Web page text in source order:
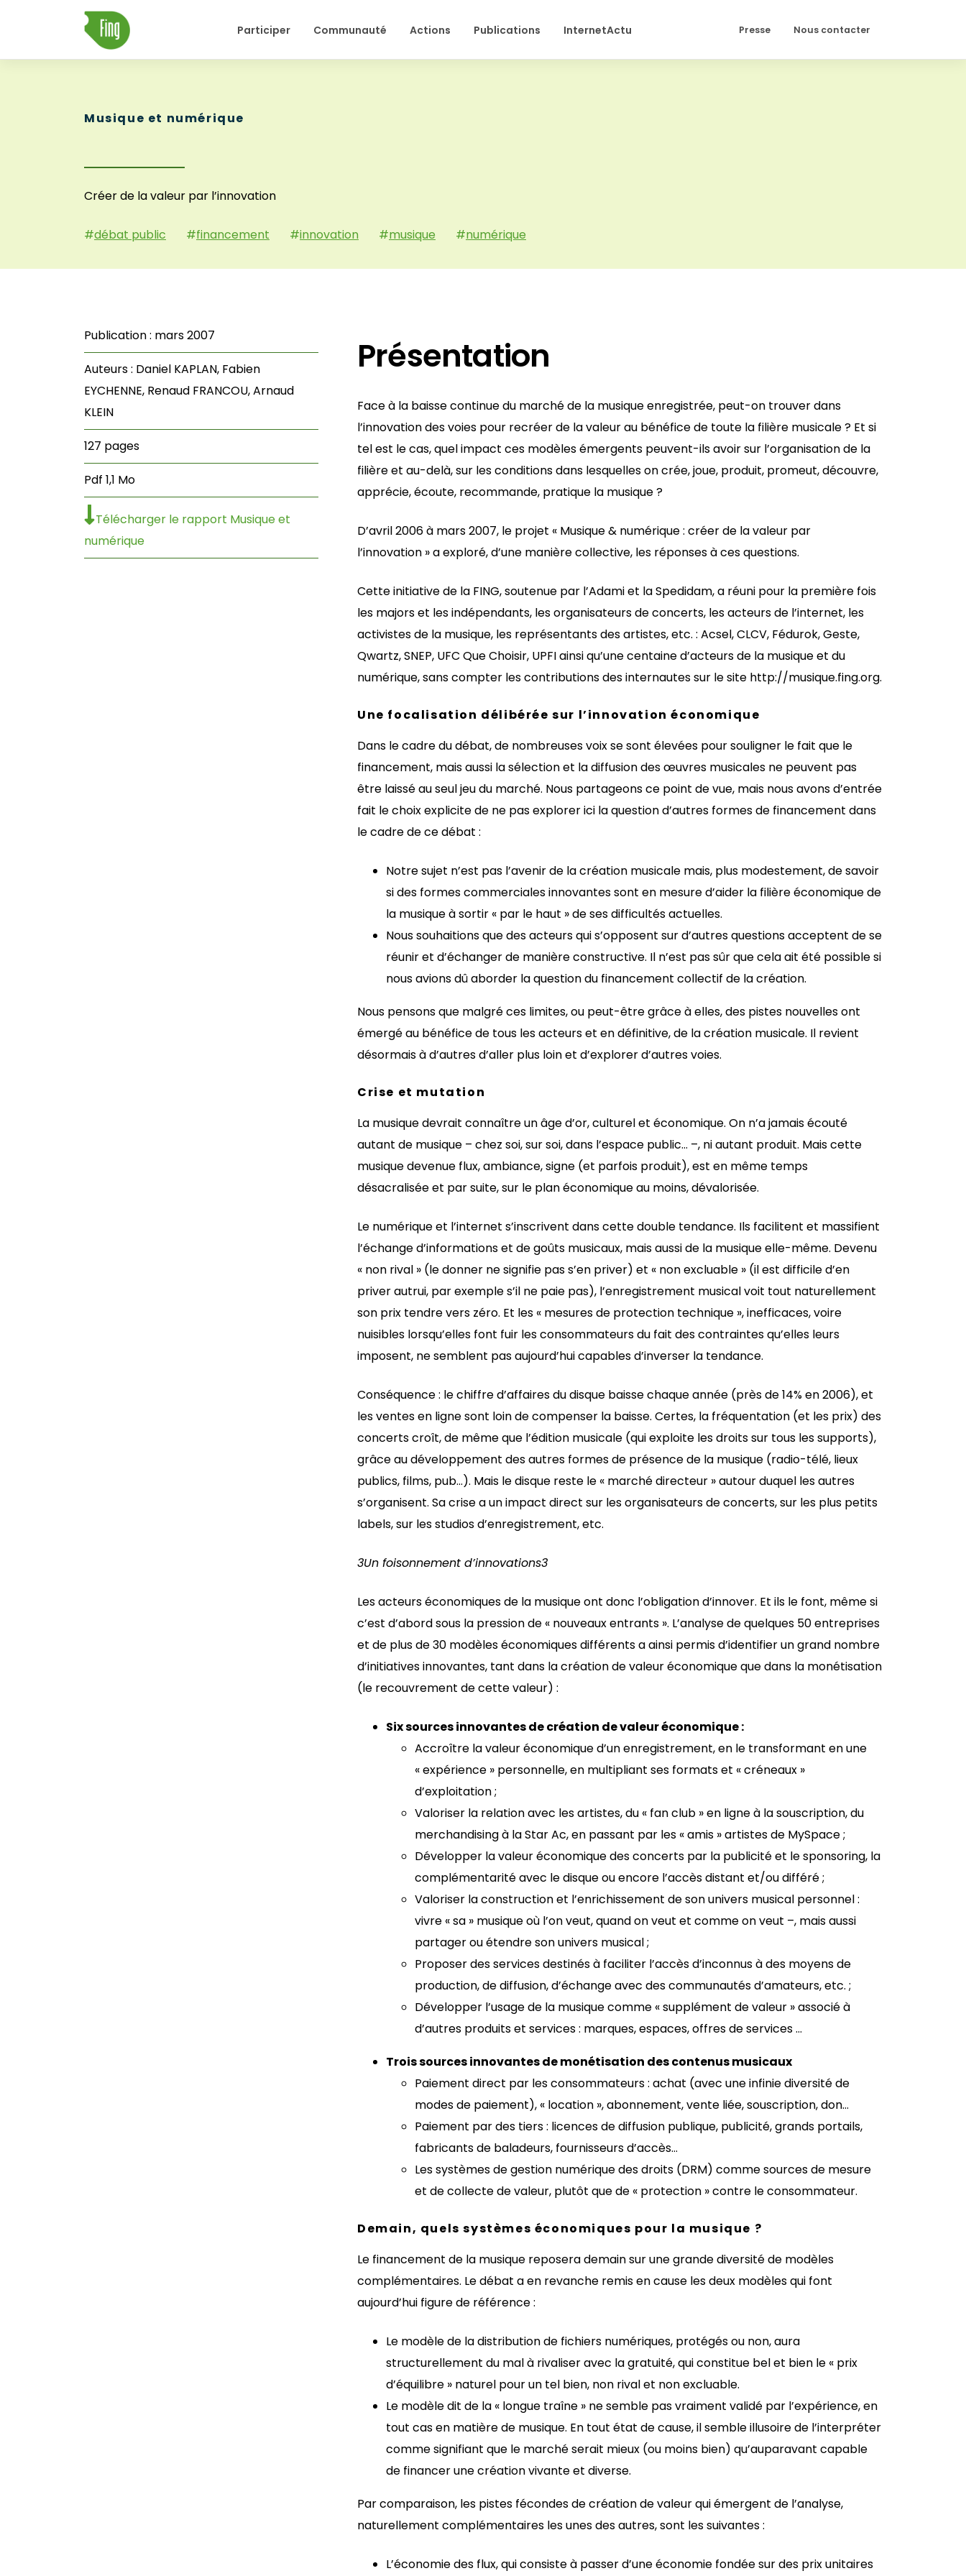
Participer Communauté Actions Publications InternetActu Presse Nous contacter
Musique et numérique
Créer de la valeur par l’innovation
#débat public #financement #innovation #musique #numérique
Publication : mars 2007
Auteurs : Daniel KAPLAN, Fabien
EYCHENNE, Renaud FRANCOU, Arnaud
KLEIN
127 pages
Pdf 1,1 Mo
Télécharger le rapport Musique et
numérique
Présentation
Face à la baisse continue du marché de la musique enregistrée, peut-on trouver dans
l’innovation des voies pour recréer de la valeur au bénéfice de toute la filière musicale ? Et si
tel est le cas, quel impact ces modèles émergents peuvent-ils avoir sur l’organisation de la
filière et au-delà, sur les conditions dans lesquelles on crée, joue, produit, promeut, découvre,
apprécie, écoute, recommande, pratique la musique ?
D’avril 2006 à mars 2007, le projet « Musique & numérique : créer de la valeur par
l’innovation » a exploré, d’une manière collective, les réponses à ces questions.
Cette initiative de la FING, soutenue par l’Adami et la Spedidam, a réuni pour la première fois
les majors et les indépendants, les organisateurs de concerts, les acteurs de l’internet, les
activistes de la musique, les représentants des artistes, etc. : Acsel, CLCV, Fédurok, Geste,
Qwartz, SNEP, UFC Que Choisir, UPFI ainsi qu’une centaine d’acteurs de la musique et du
numérique, sans compter les contributions des internautes sur le site http://musique.fing.org.
Une focalisation délibérée sur l’innovation économique
Dans le cadre du débat, de nombreuses voix se sont élevées pour souligner le fait que le
financement, mais aussi la sélection et la diffusion des œuvres musicales ne peuvent pas
être laissé au seul jeu du marché. Nous partageons ce point de vue, mais nous avons d’entrée
fait le choix explicite de ne pas explorer ici la question d’autres formes de financement dans
le cadre de ce débat :
Notre sujet n’est pas l’avenir de la création musicale mais, plus modestement, de savoir
si des formes commerciales innovantes sont en mesure d’aider la filière économique de
la musique à sortir « par le haut » de ses difficultés actuelles.
Nous souhaitions que des acteurs qui s’opposent sur d’autres questions acceptent de se
réunir et d’échanger de manière constructive. Il n’est pas sûr que cela ait été possible si
nous avions dû aborder la question du financement collectif de la création.
Nous pensons que malgré ces limites, ou peut-être grâce à elles, des pistes nouvelles ont
émergé au bénéfice de tous les acteurs et en définitive, de la création musicale. Il revient
désormais à d’autres d’aller plus loin et d’explorer d’autres voies.
Crise et mutation
La musique devrait connaître un âge d’or, culturel et économique. On n’a jamais écouté
autant de musique – chez soi, sur soi, dans l’espace public… –, ni autant produit. Mais cette
musique devenue flux, ambiance, signe (et parfois produit), est en même temps
désacralisée et par suite, sur le plan économique au moins, dévalorisée.
Le numérique et l’internet s’inscrivent dans cette double tendance. Ils facilitent et massifient
l’échange d’informations et de goûts musicaux, mais aussi de la musique elle-même. Devenu
« non rival » (le donner ne signifie pas s’en priver) et « non excluable » (il est difficile d’en
priver autrui, par exemple s’il ne paie pas), l’enregistrement musical voit tout naturellement
son prix tendre vers zéro. Et les « mesures de protection technique », inefficaces, voire
nuisibles lorsqu’elles font fuir les consommateurs du fait des contraintes qu’elles leurs
imposent, ne semblent pas aujourd’hui capables d’inverser la tendance.
Conséquence : le chiffre d’affaires du disque baisse chaque année (près de 14% en 2006), et
les ventes en ligne sont loin de compenser la baisse. Certes, la fréquentation (et les prix) des
concerts croît, de même que l’édition musicale (qui exploite les droits sur tous les supports),
grâce au développement des autres formes de présence de la musique (radio-télé, lieux
publics, films, pub…). Mais le disque reste le « marché directeur » autour duquel les autres
s’organisent. Sa crise a un impact direct sur les organisateurs de concerts, sur les plus petits
labels, sur les studios d’enregistrement, etc.
3Un foisonnement d’innovations3
Les acteurs économiques de la musique ont donc l’obligation d’innover. Et ils le font, même si
c’est d’abord sous la pression de « nouveaux entrants ». L’analyse de quelques 50 entreprises
et de plus de 30 modèles économiques différents a ainsi permis d’identifier un grand nombre
d’initiatives innovantes, tant dans la création de valeur économique que dans la monétisation
(le recouvrement de cette valeur) :
Six sources innovantes de création de valeur économique :
Accroître la valeur économique d’un enregistrement, en le transformant en une
« expérience » personnelle, en multipliant ses formats et « créneaux »
d’exploitation ;
Valoriser la relation avec les artistes, du « fan club » en ligne à la souscription, du
merchandising à la Star Ac, en passant par les « amis » artistes de MySpace ;
Développer la valeur économique des concerts par la publicité et le sponsoring, la
complémentarité avec le disque ou encore l’accès distant et/ou différé ;
Valoriser la construction et l’enrichissement de son univers musical personnel :
vivre « sa » musique où l’on veut, quand on veut et comme on veut –, mais aussi
partager ou étendre son univers musical ;
Proposer des services destinés à faciliter l’accès d’inconnus à des moyens de
production, de diffusion, d’échange avec des communautés d’amateurs, etc. ;
Développer l’usage de la musique comme « supplément de valeur » associé à
d’autres produits et services : marques, espaces, offres de services …
Trois sources innovantes de monétisation des contenus musicaux
Paiement direct par les consommateurs : achat (avec une infinie diversité de
modes de paiement), « location », abonnement, vente liée, souscription, don…
Paiement par des tiers : licences de diffusion publique, publicité, grands portails,
fabricants de baladeurs, fournisseurs d’accès…
Les systèmes de gestion numérique des droits (DRM) comme sources de mesure
et de collecte de valeur, plutôt que de « protection » contre le consommateur.
Demain, quels systèmes économiques pour la musique ?
Le financement de la musique reposera demain sur une grande diversité de modèles
complémentaires. Le débat a en revanche remis en cause les deux modèles qui font
aujourd’hui figure de référence :
Le modèle de la distribution de fichiers numériques, protégés ou non, aura
structurellement du mal à rivaliser avec la gratuité, qui constitue bel et bien le « prix
d’équilibre » naturel pour un tel bien, non rival et non excluable.
Le modèle dit de la « longue traîne » ne semble pas vraiment validé par l’expérience, en
tout cas en matière de musique. En tout état de cause, il semble illusoire de l’interpréter
comme signifiant que le marché serait mieux (ou moins bien) qu’auparavant capable
de financer une création vivante et diverse.
Par comparaison, les pistes fécondes de création de valeur qui émergent de l’analyse,
naturellement complémentaires les unes des autres, sont les suivantes :
L’économie des flux, qui consiste à passer d’une économie fondée sur des prix unitaires